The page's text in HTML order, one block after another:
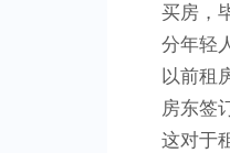
买房，
分年轻
以前租
房东签
这对于